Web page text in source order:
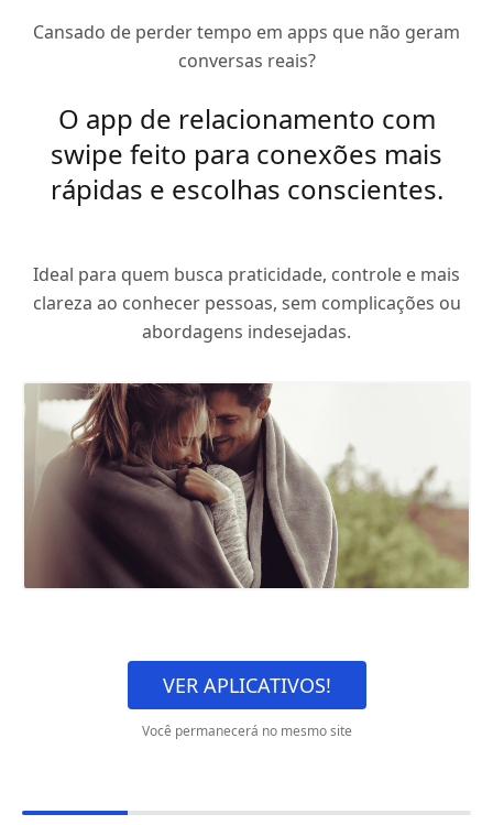
Cansado de perder tempo em apps que não geram
conversas reais?
O app de relacionamento com
swipe feito para conexões mais
rápidas e escolhas conscientes.
Ideal para quem busca praticidade, controle e mais
clareza ao conhecer pessoas, sem complicações ou
abordagens indesejadas.
VER APLICATIVOS!
Você permanecerá no mesmo site